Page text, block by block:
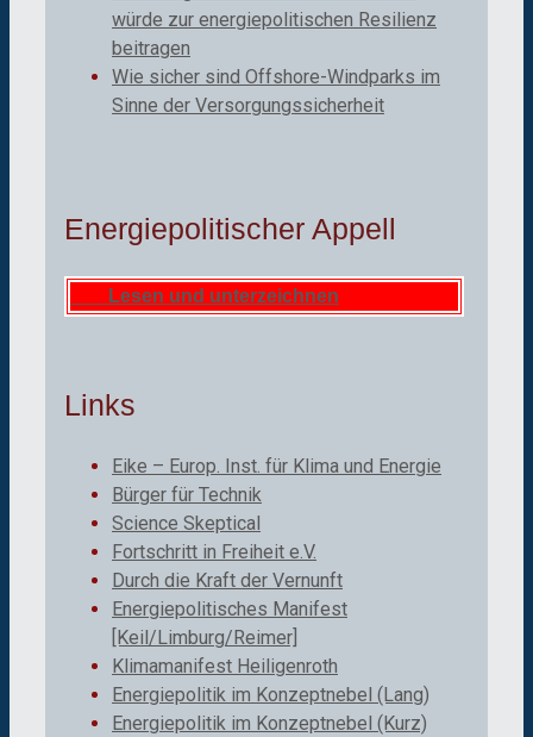
würde zur energiepolitischen Resilienz
beitragen
Wie sicher sind Offshore-Windparks im
Sinne der Versorgungssicherheit
Energiepolitischer Appell
Lesen und unterzeichnen
Links
Eike – Europ. Inst. für Klima und Energie
Bürger für Technik
Science Skeptical
Fortschritt in Freiheit e.V.
Durch die Kraft der Vernunft
Energiepolitisches Manifest
[Keil/Limburg/Reimer]
Klimamanifest Heiligenroth
Energiepolitik im Konzeptnebel (Lang)
Energiepolitik im Konzeptnebel (Kurz)